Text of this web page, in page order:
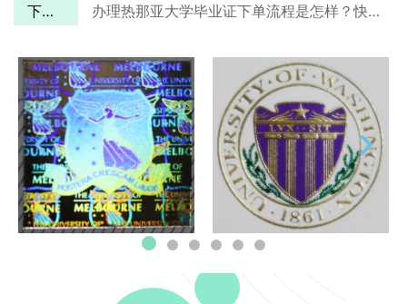
下一篇 办理热那亚大学毕业证下单流程是怎样？快速了解一下